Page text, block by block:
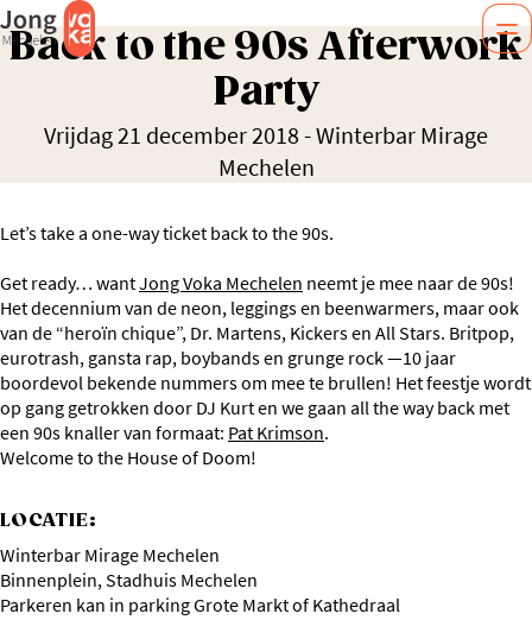
Back to the 90s Afterwork
Party
Vrijdag 21 december 2018 -Winterbar Mirage
Mechelen
Let’s take a one-way ticket back to the 90s.
Get ready… wantJong Voka Mechelen neemt je mee naar de 90s!
Het decennium van de neon, leggings en beenwarmers, maar ook
van de “heroïn chique”, Dr. Martens, Kickers en All Stars. Britpop,
eurotrash, gansta rap, boybands en grunge rock —10 jaar
boordevol bekende nummers om mee te brullen! Het feestje wordt
op gang getrokken door DJ Kurt en we gaan all the way back met
een 90s knaller van formaat: Pat Krimson.
Welcome to the House of Doom!
LOCATIE:
Winterbar Mirage Mechelen
Binnenplein, Stadhuis Mechelen
Parkeren kan in parking Grote Markt of Kathedraal